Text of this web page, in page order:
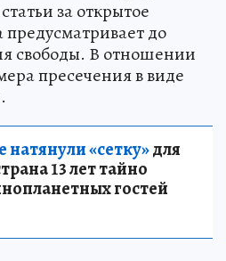
за открытое
до
свободы. В отношении
пресечения в виде
«сетку»для
13 лет тайно
гостей